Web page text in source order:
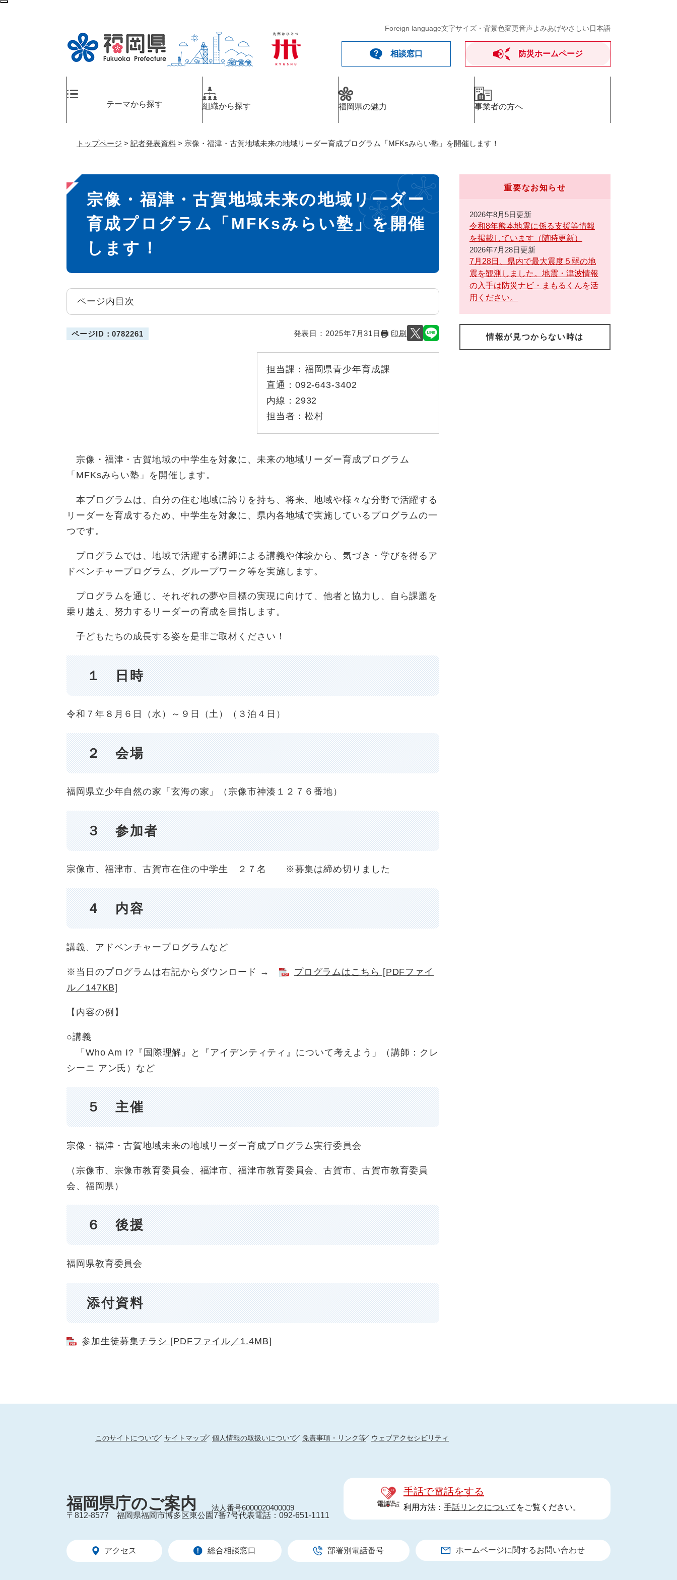
ペ
メ
Foreign language文字サイズ・背景色変更音声よみあげやさしい日本語
相談窓口 防災ホームページ
テーマから探す 組織から探す 福岡県の魅力 事業者の方へ
トップページ > 記者発表資料 > 宗像・福津・古賀地域未来の地域リーダー育成プログラム「MFKsみらい塾」を開催します！
本
文
宗像・福津・古賀地域未来の地域リーダー
育成プログラム「MFKsみらい塾」を開催
します！
ページ内目次
ページID：0782261 発表日： 2025年7月31日 印刷
担当課： 福岡県青少年育成課
直通： 092-643-3402
内線： 2932
担当者： 松村
宗像・福津・古賀地域の中学生を対象に、未来の地域リーダー育成プログラム
「MFKsみらい塾」を開催します。
本プログラムは、自分の住む地域に誇りを持ち、将来、地域や様々な分野で活躍する
リーダーを育成するため、中学生を対象に、県内各地域で実施しているプログラムの一
つです。
プログラムでは、地域で活躍する講師による講義や体験から、気づき・学びを得るア
ドベンチャープログラム、グループワーク等を実施します。
プログラムを通じ、それぞれの夢や目標の実現に向けて、他者と協力し、自ら課題を
乗り越え、努力するリーダーの育成を目指します。
子どもたちの成長する姿を是非ご取材ください！
１ 日時
令和７年８月６日（水）～９日（土）（３泊４日）
２ 会場
福岡県立少年自然の家「玄海の家」（宗像市神湊１２７６番地）
３ 参加者
​宗像市、福津市、古賀市在住の中学生 ２７名 ※募集は締め切りました
４ 内容
講義、アドベンチャープログラムなど
※当日のプログラムは右記からダウンロード →
プログラムはこちら [PDFファイ
ル／147KB]
【内容の例】
○講義
「Who Am I?『国際理解』と『アイデンティティ』について考えよう」（講師：クレ
シーニ アン氏）など
５ 主催
​​宗像・福津・古賀地域未来の地域リーダー育成プログラム実行委員会
（宗像市、宗像市教育委員会、福津市、福津市教育委員会、古賀市、古賀市教育委員
会、福岡県）
６ 後援
​​福岡県教育委員会
添付資料
参加生徒募集チラシ [PDFファイル／1.4MB]
重要なお知らせ
2026年8月5日更新
令和8年熊本地震に係る支援等情報
を掲載しています（随時更新）
2026年7月28日更新
7月28日、県内で最大震度５弱の地
震を観測しました。地震・津波情報
の入手は防災ナビ・まもるくんを活
用ください。
情報が見つからない時は
このサイトについて サイトマップ 個人情報の取扱いについて 免責事項・リンク等 ウェブアクセシビリティ
福岡県庁のご案内
法人番号6000020400009
〒812-8577
福岡県福岡市博多区東公園7番7号代表電話：092-651-1111
手話で電話をする
利用方法： 手話リンクについて をご覧ください。
アクセス 総合相談窓口 部署別電話番号 ホームページに関するお問い合わせ